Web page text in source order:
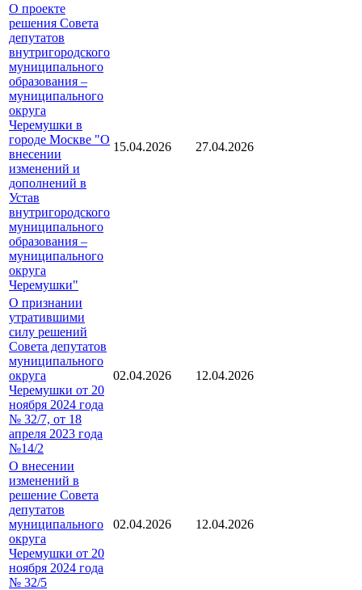
О проекте
решения Совета
депутатов
внутригородского
муниципального
образования –
муниципального
округа
Черемушки в
городе Москве "О
внесении
изменений и
дополнений в
Устав
внутригородского
муниципального
образования –
муниципального
округа
Черемушки"
15.04.2026 27.04.2026
О признании
утратившими
силу решений
Совета депутатов
муниципального
округа
Черемушки от 20
ноября 2024 года
№ 32/7, от 18
апреля 2023 года
№14/2
02.04.2026 12.04.2026
О внесении
изменений в
решение Совета
депутатов
муниципального
округа
Черемушки от 20
ноября 2024 года
№ 32/5
02.04.2026 12.04.2026